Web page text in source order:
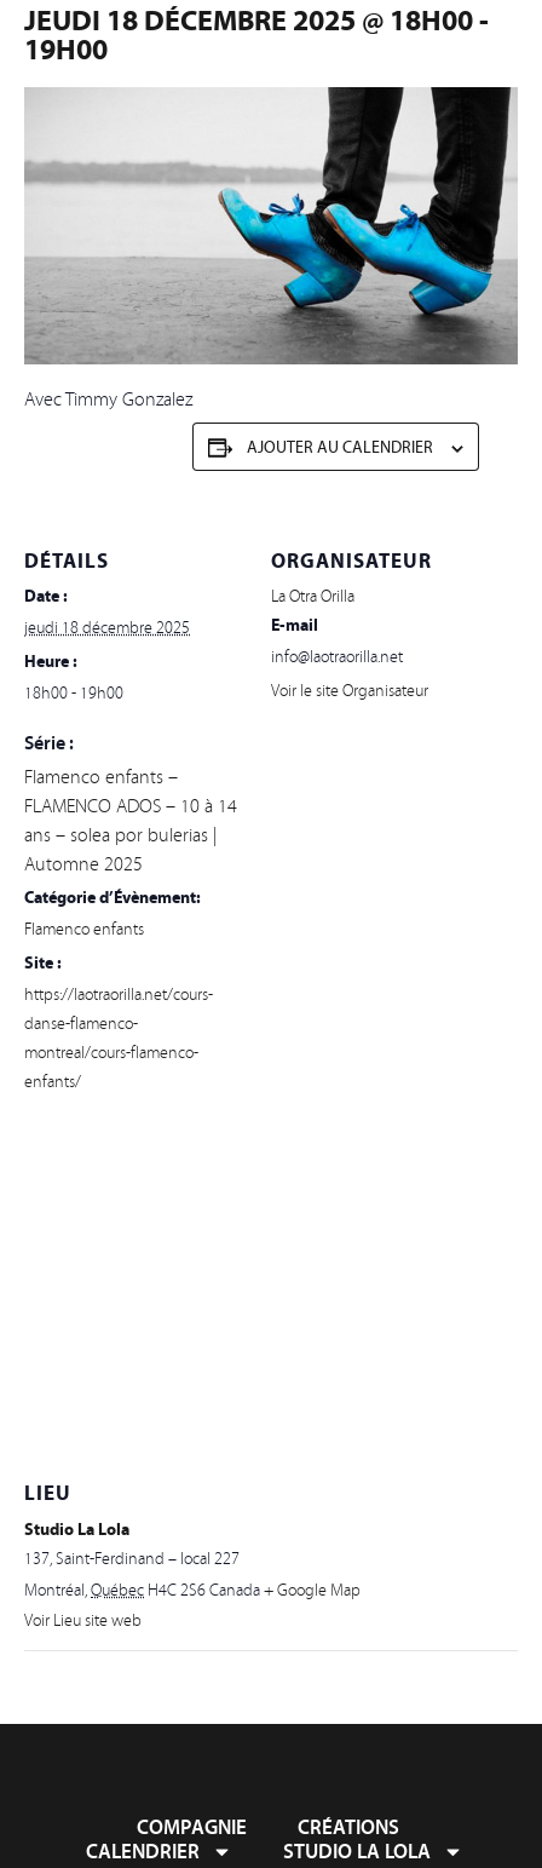
JEUDI 18 DÉCEMBRE 2025 @ 18H00-
19H00
Avec Timmy Gonzalez
AJOUTER AU CALENDRIER
DÉTAILS
Date :
jeudi 18 décembre 2025
Heure :
18h00 - 19h00
Série :
Flamenco enfants –
FLAMENCO ADOS – 10 à 14
ans – solea por bulerias |
Automne 2025
Catégorie d’Évènement:
Flamenco enfants
Site :
https://laotraorilla.net/cours-
danse-flamenco-
montreal/cours-flamenco-
enfants/
ORGANISATEUR
La Otra Orilla
E-mail
info@laotraorilla.net
Voir le site Organisateur
LIEU
Studio La Lola
137, Saint-Ferdinand – local 227
Montréal,Québec H4C 2S6Canada+ Google Map
Voir Lieu site web
COMPAGNIE
CRÉATIONS
CALENDRIER
STUDIO LA LOLA